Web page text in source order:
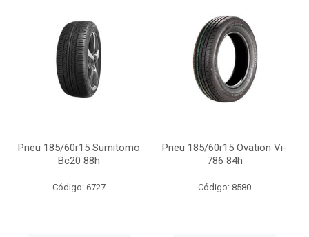
Pneu 185/60r15 Sumitomo
Bc20 88h
Código: 6727
Pneu 185/60r15 Ovation Vi-
786 84h
Código: 8580